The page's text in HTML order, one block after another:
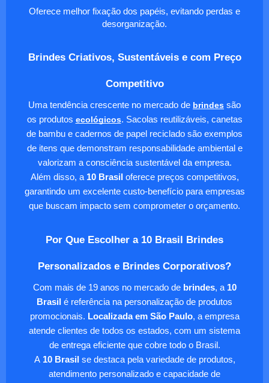
Oferece melhor fixação dos papéis, evitando perdas e
desorganização.
Brindes Criativos, Sustentáveis e com Preço
Competitivo
Uma tendência crescente no mercado de brindes são
os produtos ecológicos. Sacolas reutilizáveis, canetas
de bambu e cadernos de papel reciclado são exemplos
de itens que demonstram responsabilidade ambiental e
valorizam a consciência sustentável da empresa.
Além disso, a 10 Brasil oferece preços competitivos,
garantindo um excelente custo-benefício para empresas
que buscam impacto sem comprometer o orçamento.
Por Que Escolher a 10 Brasil Brindes
Personalizados e Brindes Corporativos?
Com mais de 19 anos no mercado de brindes, a 10
Brasil é referência na personalização de produtos
promocionais. Localizada em São Paulo, a empresa
atende clientes de todos os estados, com um sistema
de entrega eficiente que cobre todo o Brasil.
A10 Brasil se destaca pela variedade de produtos,
atendimento personalizado e capacidade de